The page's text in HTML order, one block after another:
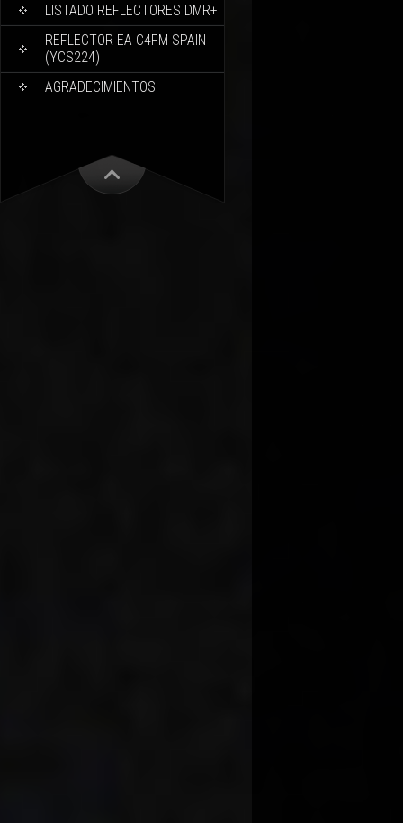
LISTADO REFLECTORES DMR+
REFLECTOR EA C4FM SPAIN
(YCS224)
AGRADECIMIENTOS